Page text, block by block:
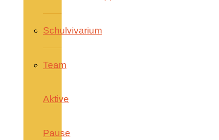
Schulvivarium
Team
Aktive
Pause